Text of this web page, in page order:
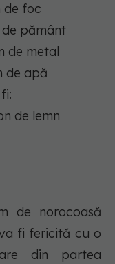
de foc
de pământ
de metal
de apă
de lemn
de norocoasă
fi fericită cu o
din partea